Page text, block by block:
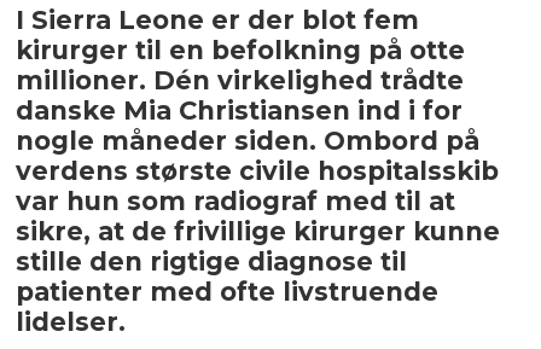
I Sierra Leone er der blot fem
kirurger til en befolkning på otte
millioner. Dén virkelighed trådte
danske Mia Christiansen ind i for
nogle måneder siden. Ombord på
verdens største civile hospitalsskib
var hun som radiograf med til at
sikre, at de frivillige kirurger kunne
stille den rigtige diagnose til
patienter med ofte livstruende
lidelser.